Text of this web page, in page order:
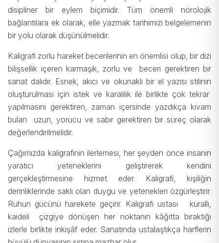
disipliner bir eylem biçimidir. Tüm önemli nörolojik
bağlantılara ek olarak, elle yazmak tarihimizi belgelemenin
bir yolu olarak düşünülmelidir.
Kaligrafi zorlu hareket becerilerinin en önemlisi olup, bir dizi
bilişsellik içeren karmaşık, zorlu ve beceri gerektiren bir
sanat dalıdır. Esnek, akıcı ve okunaklı bir el yazısı stilinin
oluşturulması için istek ve karalılık ile birlikte çok tekrar
yapılmasını gerektiren, zaman içersinde yazdıkça kıvam
bulan uzun, yorucu ve sabır gerektiren bir süreç olarak
değerlendirilmelidir.
Çağımızda kaligrafinin ilerlemesi, her şeyden önce insanın
yaratıcı yeteneklerini geliştirerek kendini
gerçekleştirmesine hizmet eder. Kaligrafi, kişiliğin
derinliklerinde saklı olan duygu ve yetenekleri özgürleştirir.
Ruhun gücünü harekete geçirir. Kaligrafi ustası kurallı,
kaideli çizgiye dönüşen her noktanın kâğıtta bıraktığı
izlerle birlikte inkişâf eder. Sanatında ustalaştıkça harflerin